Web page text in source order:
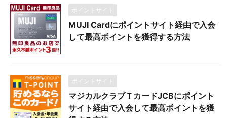
ポイントサイト
MUJI Cardにポイントサイト経由で入会
して最高ポイントを獲得する方法
ポイントサイト
マジカルクラブＴカードJCBにポイント
サイト経由で入会して最高ポイントを獲